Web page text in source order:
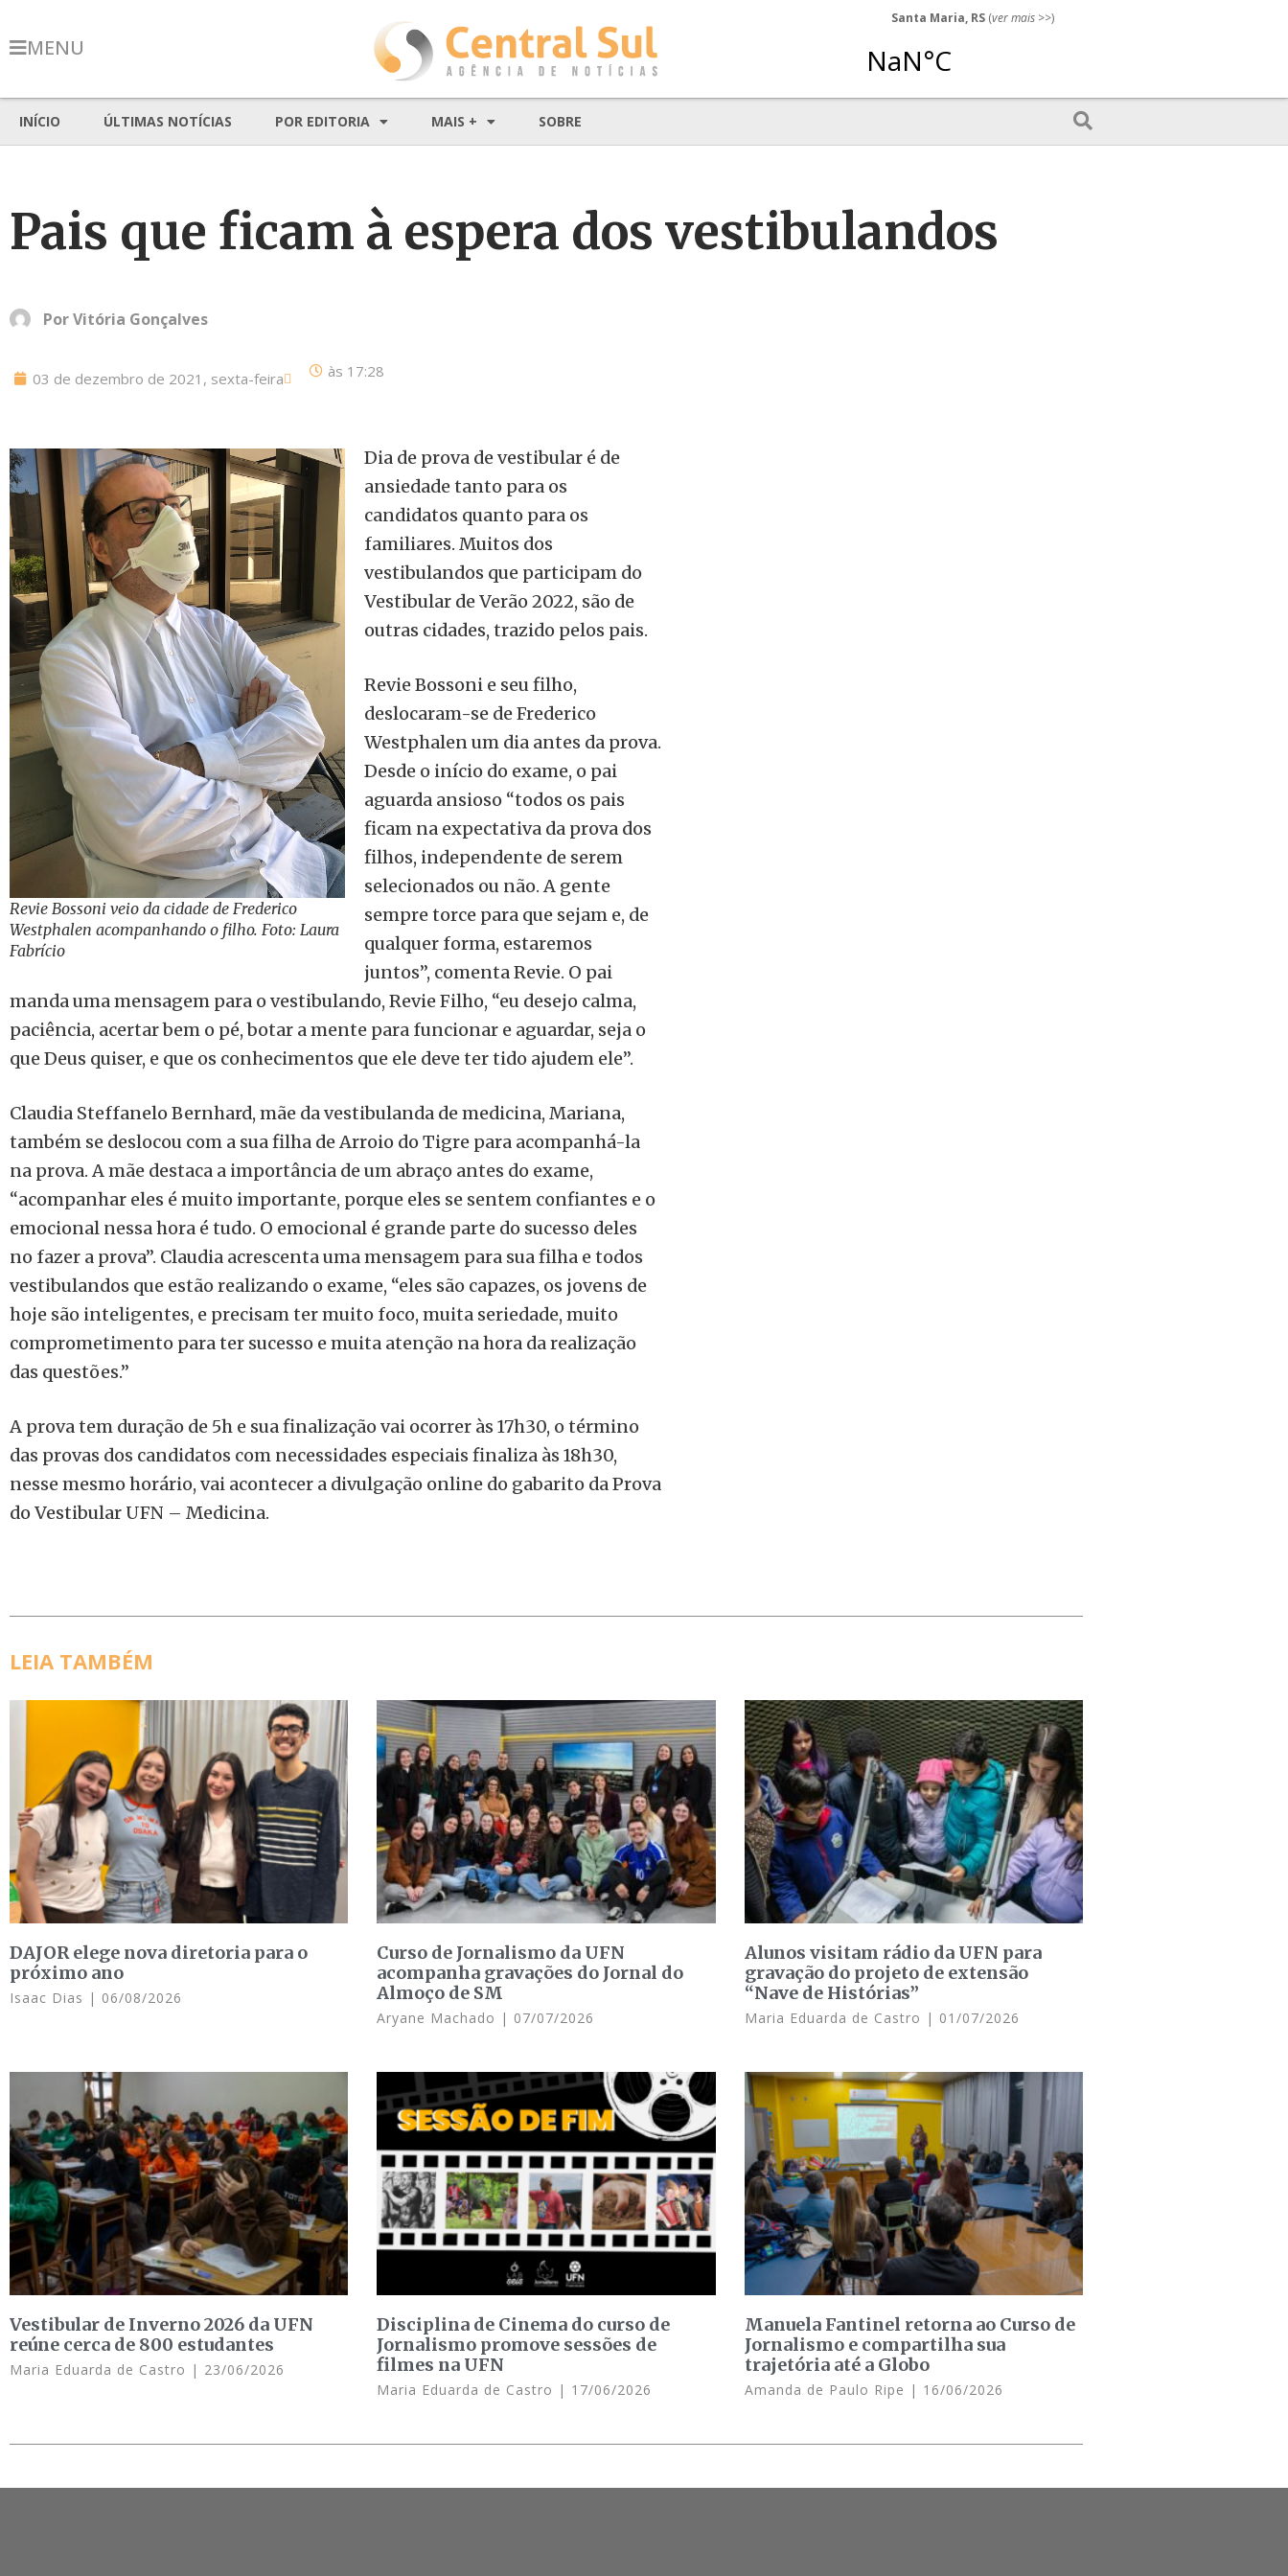
MENU
Santa Maria, RS (ver mais >>)
INÍCIO ÚLTIMAS NOTÍCIAS POR EDITORIA MAIS + SOBRE
Pais que ficam à espera dos vestibulandos
PorVitória Gonçalves
03 de dezembro de 2021, sexta-feira às 17:28
Revie Bossoni veio da cidade de Frederico
Westphalen acompanhando o filho. Foto: Laura
Fabrício
Dia de prova de vestibular é de
ansiedade tanto para os
candidatos quanto para os
familiares. Muitos dos
vestibulandos que participam do
Vestibular de Verão 2022, são de
outras cidades, trazido pelos pais.
Revie Bossoni e seu filho,
deslocaram-se de Frederico
Westphalen um dia antes da prova.
Desde o início do exame, o pai
aguarda ansioso “todos os pais
ficam na expectativa da prova dos
filhos, independente de serem
selecionados ou não. A gente
sempre torce para que sejam e, de
qualquer forma, estaremos
juntos”, comenta Revie. O pai
manda uma mensagem para o vestibulando, Revie Filho, “eu desejo calma,
paciência, acertar bem o pé, botar a mente para funcionar e aguardar, seja o
que Deus quiser, e que os conhecimentos que ele deve ter tido ajudem ele”.
Claudia Steffanelo Bernhard, mãe da vestibulanda de medicina, Mariana,
também se deslocou com a sua filha de Arroio do Tigre para acompanhá-la
na prova. A mãe destaca a importância de um abraço antes do exame,
“acompanhar eles é muito importante, porque eles se sentem confiantes e o
emocional nessa hora é tudo. O emocional é grande parte do sucesso deles
no fazer a prova”. Claudia acrescenta uma mensagem para sua filha e todos
vestibulandos que estão realizando o exame, “eles são capazes, os jovens de
hoje são inteligentes, e precisam ter muito foco, muita seriedade, muito
comprometimento para ter sucesso e muita atenção na hora da realização
das questões.”
A prova tem duração de 5h e sua finalização vai ocorrer às 17h30, o término
das provas dos candidatos com necessidades especiais finaliza às 18h30,
nesse mesmo horário, vai acontecer a divulgação online do gabarito da Prova
do Vestibular UFN – Medicina.
LEIA TAMBÉM
DAJOR elege nova diretoria para o
próximo ano
Isaac Dias 06/08/2026
Curso de Jornalismo da UFN
acompanha gravações do Jornal do
Almoço de SM
Aryane Machado 07/07/2026
Alunos visitam rádio da UFN para
gravação do projeto de extensão
“Nave de Histórias”
Maria Eduarda de Castro 01/07/2026
Vestibular de Inverno 2026 da UFN
reúne cerca de 800 estudantes
Maria Eduarda de Castro 23/06/2026
Disciplina de Cinema do curso de
Jornalismo promove sessões de
filmes na UFN
Maria Eduarda de Castro 17/06/2026
Manuela Fantinel retorna ao Curso de
Jornalismo e compartilha sua
trajetória até a Globo
Amanda de Paulo Ripe 16/06/2026